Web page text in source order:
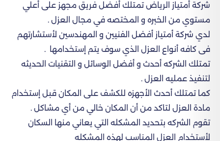
شركة أمتياز الرياض تمتلك أفضل فريق مجهز على أعلي
مستوي من الخبره و المختصه في مجال العزل .
لدي شركة أمتياز أفضل الفنيين و المهندسين لأستشارتهم
فى كافه أنواع العزل الذي سوف يتم إستخدامها .
تمتلك الشركه أحدث و أفضل الوسائل و التقنيات الحديثه
لتنفيذ عمليه العزل .
كما تمتلك أحدث الأجهزه للكشف على المكان قبل إستخدام
مادة العزل لتاكد من أن المكان خالي من أي مشاكل .
تقوم الشركه بتحديد المشكله التي يعاني منها السكان
لأستخدام العزل المناسب لهذه المشكله